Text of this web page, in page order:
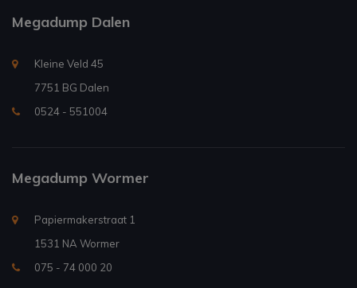
Megadump Dalen
Kleine Veld 45
7751 BG Dalen
0524 - 551004
Megadump Wormer
Papiermakerstraat 1
1531 NA Wormer
075 - 74 000 20